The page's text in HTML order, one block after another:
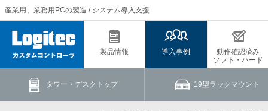
産業用、業務用PCの製造 / システム導入支援
製品情報 導入事例
動作確認済み
ソフト・ハード
タワー・デスクトップ 19型ラックマウント